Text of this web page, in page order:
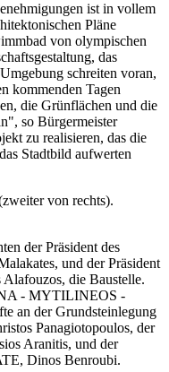
ist in vollem
Pläne
von olympischen
das
schreiten voran,
kommenden Tagen
die Grünflächen und die
so Bürgermeister
zu realisieren, das die
Stadtbild aufwerten
der Präsident des
und der Präsident
die Baustelle.
- MYTILINEOS -
an der Grundsteinlegung
Panagiotopoulos, der
Aranitis, und der
Dinos Benroubi.